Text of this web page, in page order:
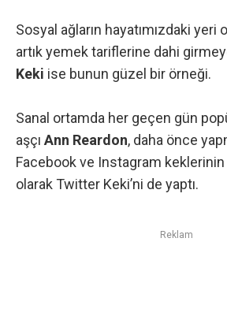
Sosyal ağların hayatımızdaki yeri
artık yemek tariflerine dahi
Keki ise bunun güzel bir örneği.
Sanal ortamda her geçen gün
aşçı Ann Reardon, daha önce
Facebook ve Instagram keklerinin
olarak Twitter Keki’ni de yaptı.
Reklam